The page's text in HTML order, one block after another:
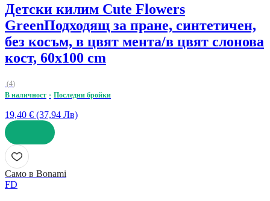
Детски килим Cute Flowers
GreenПодходящ за пране, синтетичен,
без косъм, в цвят мента/в цвят слонова
кост, 60x100 cm
(4)
В наличност
Последни бройки
19,40 € (37,94 Лв)
ДОБАВИ
Само в Bonami
FD